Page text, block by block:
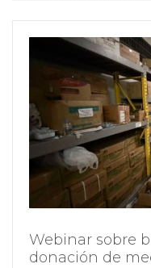
Webinar sobre
donación de